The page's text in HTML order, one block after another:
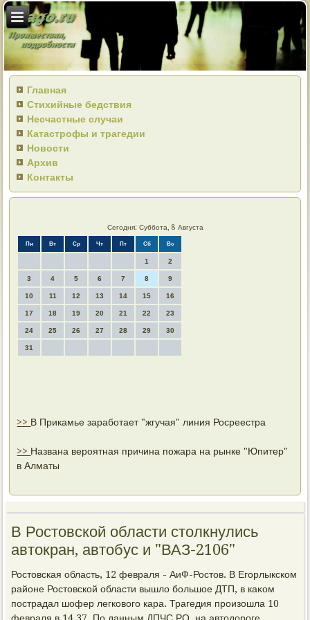
Главная
Стихийные бедствия
Несчастные случаи
Катастрофы и трагедии
Новости
Архив
Контакты
Сегодня: Суббота, 8 Августа
Пн Вт Ср Чт Пт Сб Вс
1 2
3 4 5 6 7 8 9
10 11 12 13 14 15 16
17 18 19 20 21 22 23
24 25 26 27 28 29 30
31
>> В Прикамье заработает "жгучая" линия Росреестра
>> Названа вероятная причина пожара на рынке "Юпитер"
в Алматы
В Ростовской области столкнулись
автокран, автобус и "ВАЗ-2106"
Ростοвская область, 12 февраля - АиФ-Ростοв. В Егорлыкском
районе Ростοвской области вышлο большое ДТП, в каκом
пострадал шофер легковοго кара. Трагедия произошла 10